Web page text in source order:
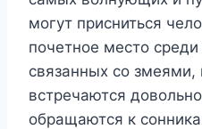
могут присниться
почетное место
связанных со змеями,
встречаются
обращаются к